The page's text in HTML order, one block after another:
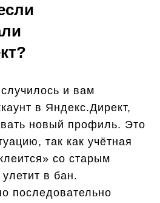
и вам
в Яндекс.Директ,
новый профиль. Это
так как учётная
со старым
в бан.
последовательно